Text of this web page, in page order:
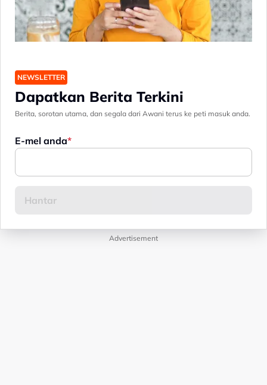
NEWSLETTER
Dapatkan Berita Terkini
Berita, sorotan utama, dan segala dari Awani terus ke peti masuk anda.
E-mel anda
Advertisement